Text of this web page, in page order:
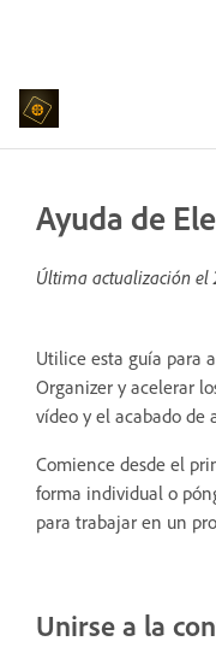
Ayuda de
Última actualización el
Utilice esta guía para
Organizer y acelerar
vídeo y el acabado de
Comience desde el
forma individual o
para trabajar en un
Unirse a la